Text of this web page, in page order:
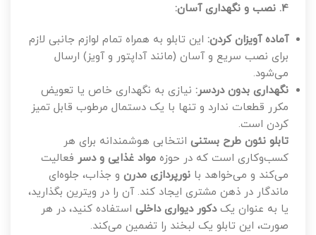
4. نصب و نگهداری آسان:
آماده آویزان کردن: این تابلو به همراه تمام لوازم جانبی لازم
برای نصب سریع و آسان (مانند آداپتور و آویز) ارسال
می‌شود.
نگهداری بدون دردسر: نیازی به نگهداری خاص یا تعویض
مکرر قطعات ندارد و تنها با یک دستمال مرطوب قابل تمیز
کردن است.
تابلو نئون طرح بستنی انتخابی هوشمندانه برای هر
کسب‌وکاری است که در حوزه مواد غذایی و دسر فعالیت
می‌کند و می‌خواهد با نورپردازی مدرن و جذاب، جلوه‌ای
ماندگار در ذهن مشتری ایجاد کند. آن را در ویترین بگذارید،
یا به عنوان یکدکور دیواری داخلی استفاده کنید، در هر
صورت، این تابلو یک لبخند را تضمین می‌کند.